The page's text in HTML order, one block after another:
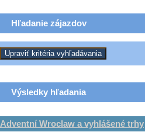
Hľadanie zájazdov
Výsledky hľadania
Adventní Wroclaw a vyhlášené trhy